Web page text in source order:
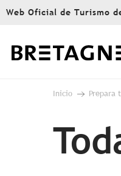
Aller
principal
Web Oficial de Turismo
Inicio Prepara